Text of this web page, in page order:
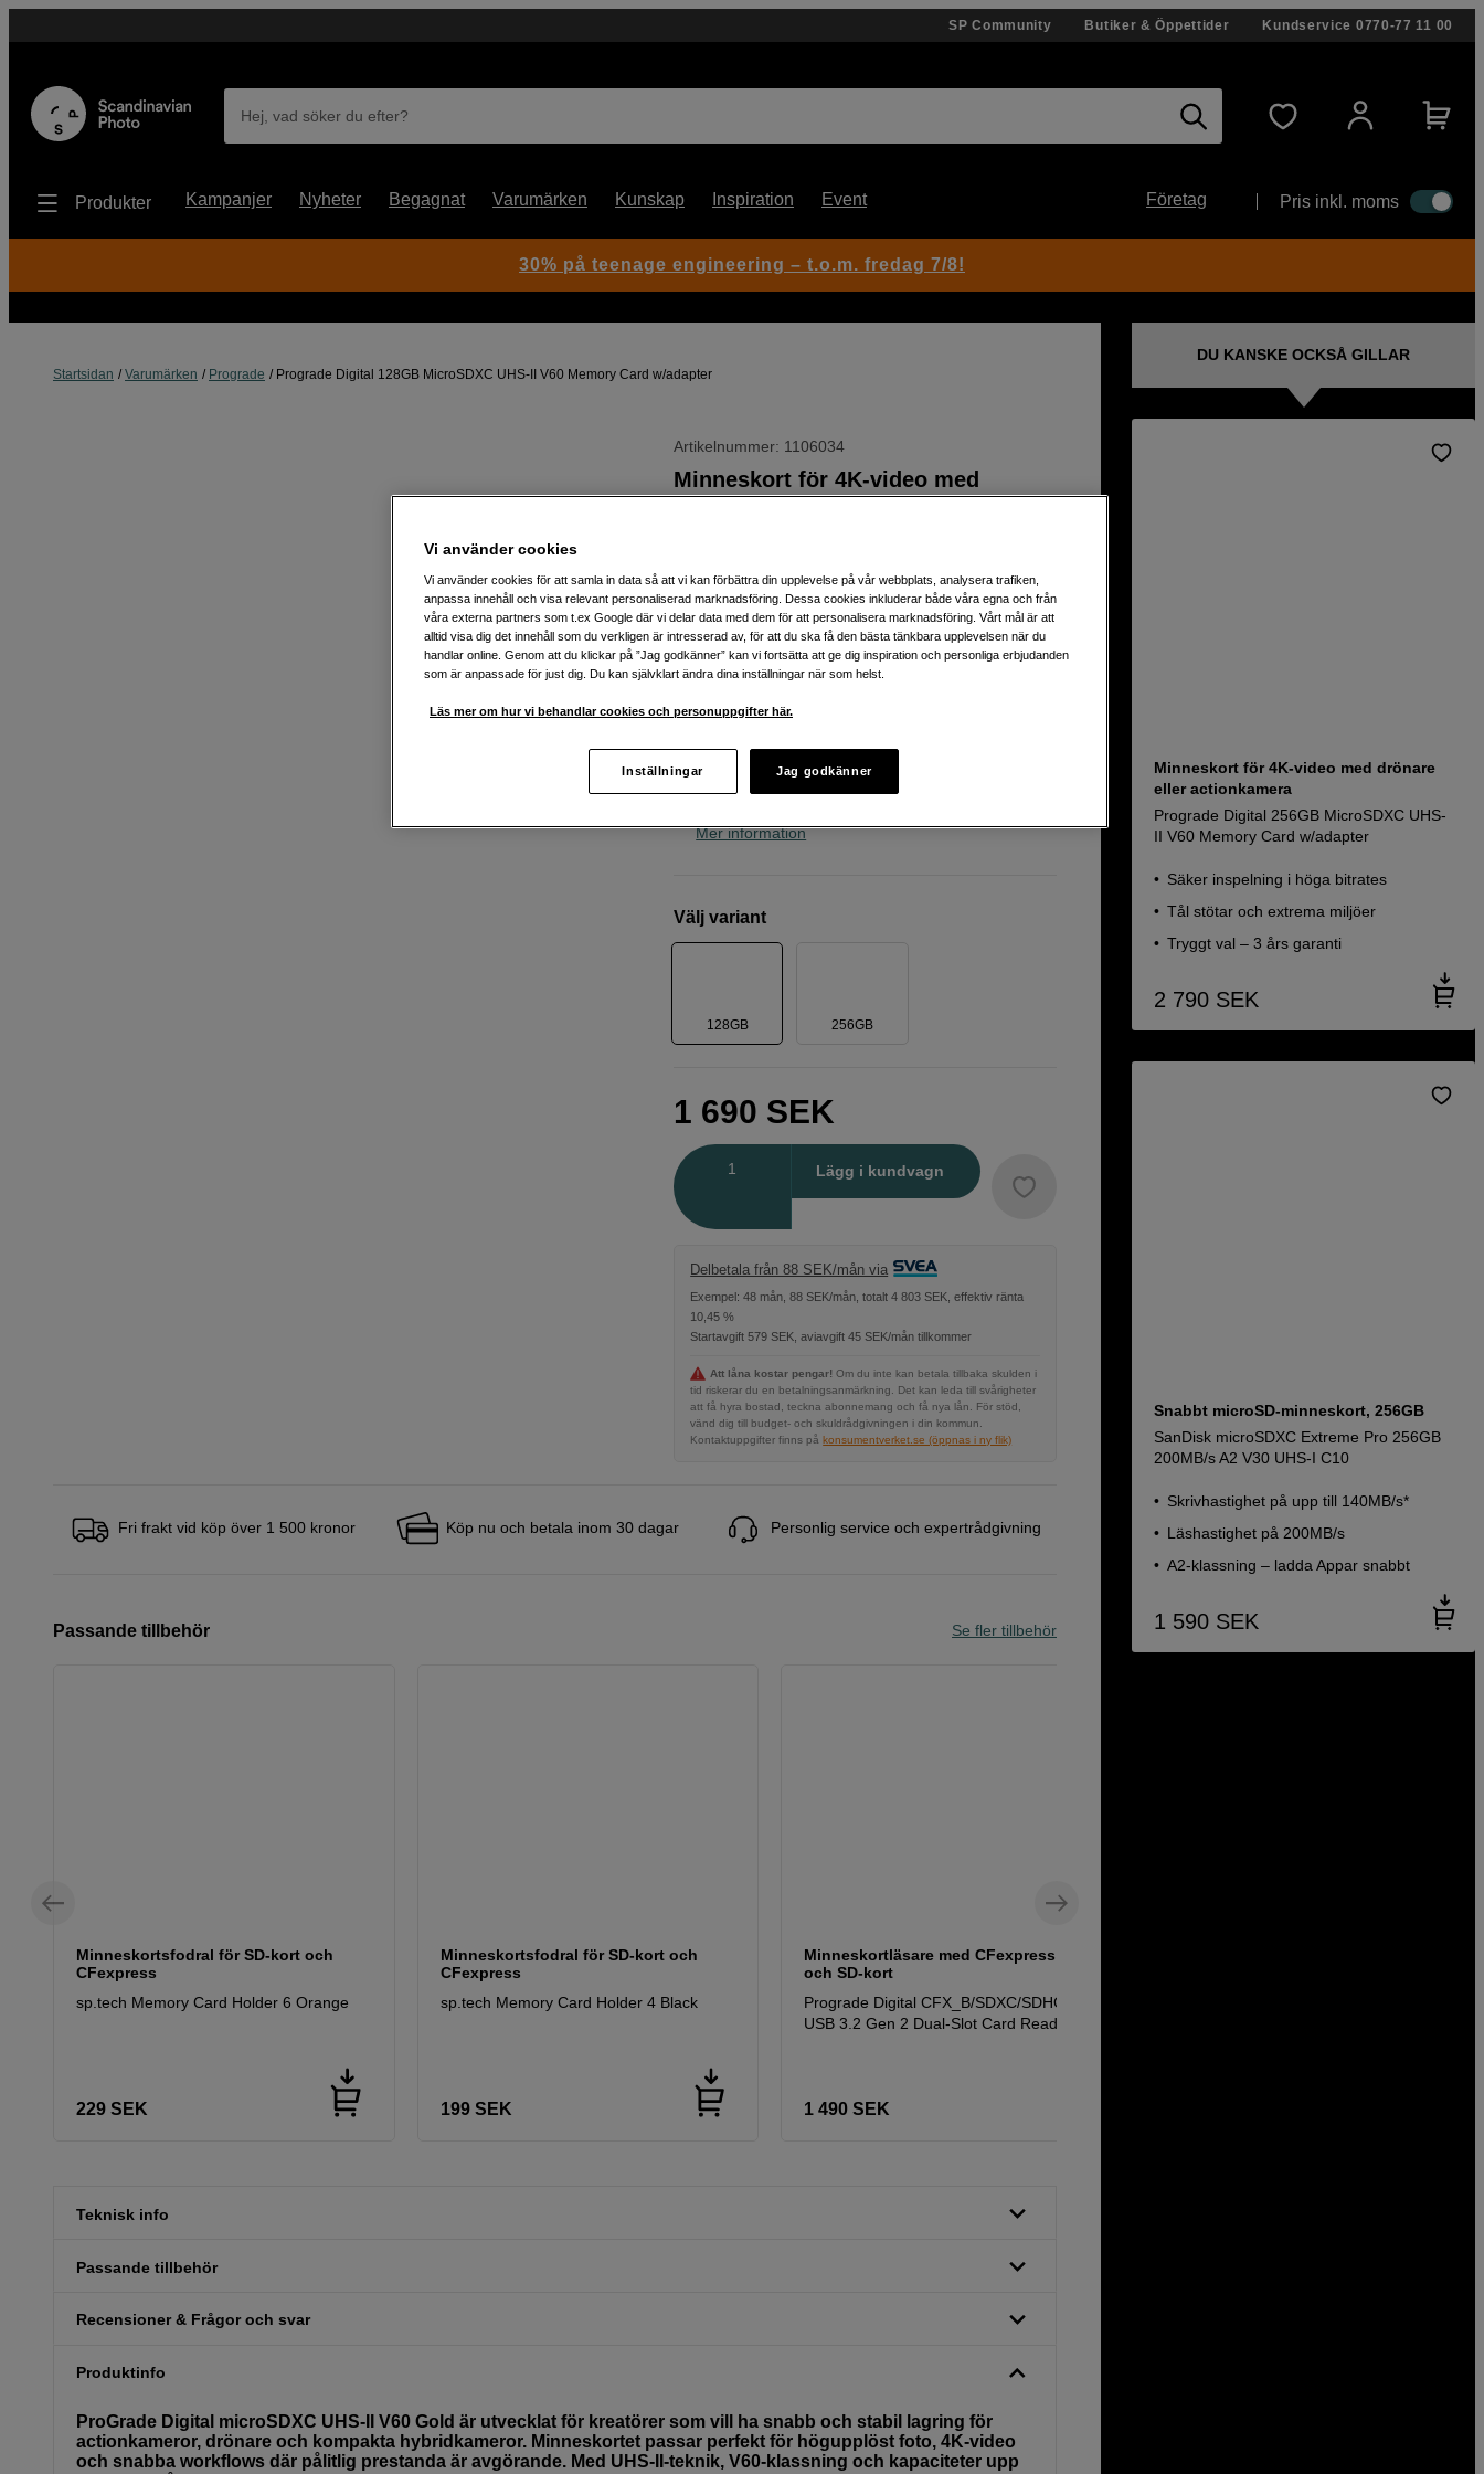
SP Community Butiker & Öppettider Kundservice 0770-77 11 00
Hej, vad söker du efter?
Produkter Kampanjer Nyheter Begagnat Varumärken Kunskap Inspiration Event Företag Pris inkl. moms
Startsidan Varumärken Prograde Prograde Digital 128GB MicroSDXC UHS-II V60 Memory Card w/adapter
Artikelnummer: 1106034
Minneskort för 4K-video med
Webblager:Finns i lager
Butikslager: Visa butik
Tål stötar och extrema miljöer
Tryggt val – 3 års garanti
Mer information
Välj variant
128GB 256GB
1 690 SEK
Lägg i kundvagn
Delbetala från 88 SEK/mån via
Exempel: 48 mån, 88 SEK/mån, totalt 4 803 SEK, effektiv ränta
10,45 %
Startavgift 579 SEK, aviavgift 45 SEK/mån tillkommer
Att låna kostar pengar! Om du inte kan betala tillbaka skulden i
tid riskerar du en betalningsanmärkning. Det kan leda till svårigheter
att få hyra bostad, teckna abonnemang och få nya lån. För stöd,
vänd dig till budget- och skuldrådgivningen i din kommun.
Kontaktuppgifter finns på konsumentverket.se (öppnas i ny flik)
Fri frakt vid köp över 1 500 kronor Köp nu och betala inom 30 dagar Personlig service och expertrådgivning
Passande tillbehör Se fler tillbehör
Minneskortsfodral för SD-kort och
CFexpress
sp.tech Memory Card Holder 6 Orange
229 SEK
Minneskortsfodral för SD-kort och
CFexpress
sp.tech Memory Card Holder 4 Black
199 SEK
Minneskortläsare med CFexpress B
och SD-kort
Prograde Digital CFX_B/SDXC/SDHC
USB 3.2 Gen 2 Dual-Slot Card Reader
1 490 SEK
Teknisk info
Passande tillbehör
Recensioner & Frågor och svar
Produktinfo
ProGrade Digital microSDXC UHS-II V60 Gold är utvecklat för kreatörer som vill ha snabb och stabil lagring för
actionkameror, drönare och kompakta hybridkameror. Minneskortet passar perfekt för högupplöst foto, 4K-video
och snabba workflows där pålitlig prestanda är avgörande. Med UHS-II-teknik, V60-klassning och kapaciteter upp
DU KANSKE OCKSÅ GILLAR
Minneskort för 4K-video med drönare
eller actionkamera
Prograde Digital 256GB MicroSDXC UHS-
II V60 Memory Card w/adapter
Säker inspelning i höga bitrates
Tål stötar och extrema miljöer
Tryggt val – 3 års garanti
2 790 SEK
Snabbt microSD-minneskort, 256GB
SanDisk microSDXC Extreme Pro 256GB
200MB/s A2 V30 UHS-I C10
Skrivhastighet på upp till 140MB/s*
Läshastighet på 200MB/s
A2-klassning – ladda Appar snabbt
1 590 SEK
30% på teenage engineering – t.o.m. fredag 7/8!
Vi använder cookies
Vi använder cookies för att samla in data så att vi kan förbättra din upplevelse på vår webbplats, analysera trafiken,
anpassa innehåll och visa relevant personaliserad marknadsföring. Dessa cookies inkluderar både våra egna och från
våra externa partners som t.ex Google där vi delar data med dem för att personalisera marknadsföring. Vårt mål är att
alltid visa dig det innehåll som du verkligen är intresserad av, för att du ska få den bästa tänkbara upplevelsen när du
handlar online. Genom att du klickar på ”Jag godkänner” kan vi fortsätta att ge dig inspiration och personliga erbjudanden
som är anpassade för just dig. Du kan självklart ändra dina inställningar när som helst.
Läs mer om hur vi behandlar cookies och personuppgifter här.
Inställningar Jag godkänner